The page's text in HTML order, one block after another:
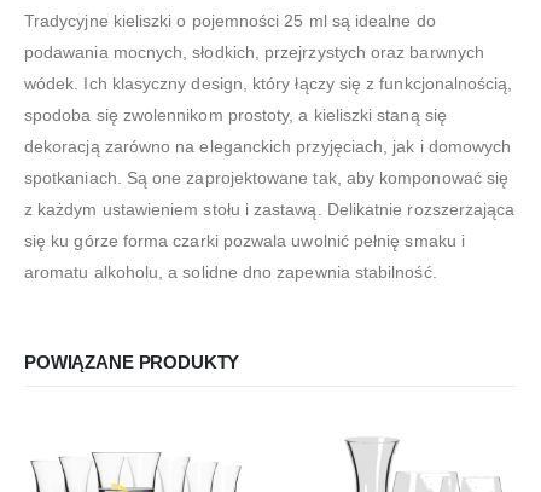
Tradycyjne kieliszki o pojemności 25 ml są idealne do
podawania mocnych, słodkich, przejrzystych oraz barwnych
wódek. Ich klasyczny design, który łączy się z funkcjonalnością,
spodoba się zwolennikom prostoty, a kieliszki staną się
dekoracją zarówno na eleganckich przyjęciach, jak i domowych
spotkaniach. Są one zaprojektowane tak, aby komponować się
z każdym ustawieniem stołu i zastawą. Delikatnie rozszerzająca
się ku górze forma czarki pozwala uwolnić pełnię smaku i
aromatu alkoholu, a solidne dno zapewnia stabilność.
POWIĄZANE PRODUKTY